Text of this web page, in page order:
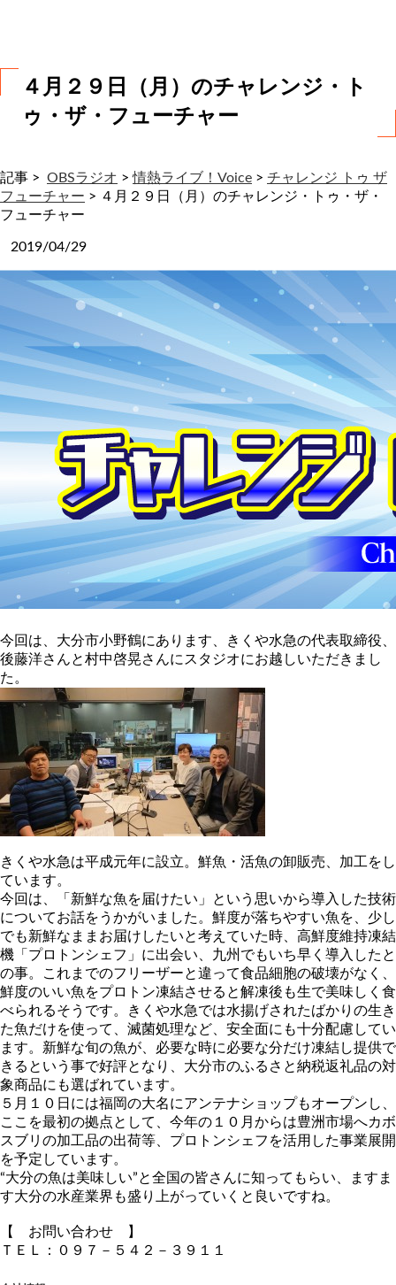
４月２９日（月）のチャレンジ・ト
ゥ・ザ・フューチャー
記事 > OBSラジオ >情熱ライブ！Voice > チャレンジ トゥ ザ
フューチャー > ４月２９日（月）のチャレンジ・トゥ・ザ・
フューチャー
2019/04/29
今回は、大分市小野鶴にあります、きくや水急の代表取締役、
後藤洋さんと村中啓晃さんにスタジオにお越しいただきまし
た。
きくや水急は平成元年に設立。鮮魚・活魚の卸販売、加工をし
ています。
今回は、「新鮮な魚を届けたい」という思いから導入した技術
についてお話をうかがいました。鮮度が落ちやすい魚を、少し
でも新鮮なままお届けしたいと考えていた時、高鮮度維持凍結
機「プロトンシェフ」に出会い、九州でもいち早く導入したと
の事。これまでのフリーザーと違って食品細胞の破壊がなく、
鮮度のいい魚をプロトン凍結させると解凍後も生で美味しく食
べられるそうです。きくや水急では水揚げされたばかりの生き
た魚だけを使って、滅菌処理など、安全面にも十分配慮してい
ます。新鮮な旬の魚が、必要な時に必要な分だけ凍結し提供で
きるという事で好評となり、大分市のふるさと納税返礼品の対
象商品にも選ばれています。
５月１０日には福岡の大名にアンテナショップもオープンし、
ここを最初の拠点として、今年の１０月からは豊洲市場へカボ
スブリの加工品の出荷等、プロトンシェフを活用した事業展開
を予定しています。
“大分の魚は美味しい”と全国の皆さんに知ってもらい、ますま
す大分の水産業界も盛り上がっていくと良いですね。
【 お問い合わせ 】
ＴＥＬ：０９７－５４２－３９１１